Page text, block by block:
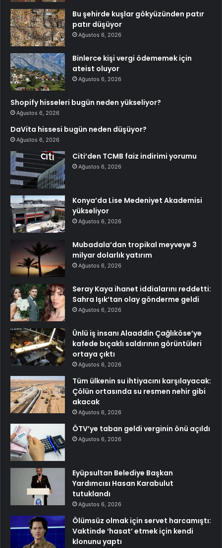
Bu şehirde kuşlar gökyüzünden patır
patır düşüyor
Ağustos 6, 2026
Binlerce kişi vergi ödememek için
ateist oluyor
Ağustos 6, 2026
Shopify hisseleri bugün neden yükseliyor?
Ağustos 6, 2026
DaVita hissesi bugün neden düşüyor?
Ağustos 6, 2026
Citi’den TCMB faiz indirimi yorumu
Ağustos 6, 2026
Konya’da Lise Medeniyet Akademisi
yükseliyor
Ağustos 6, 2026
Mubadala’dan tropikal meyveye 3
milyar dolarlık yatırım
Ağustos 6, 2026
Seray Kaya ihanet iddialarını reddetti:
Sahra Işık’tan olay gönderme geldi
Ağustos 6, 2026
Ünlü iş insanı Alaaddin Çağlıköse’ye
kafede bıçaklı saldırının görüntüleri
ortaya çıktı
Ağustos 6, 2026
Tüm ülkenin su ihtiyacını karşılayacak:
Çölün ortasında su resmen nehir gibi
akacak
Ağustos 6, 2026
ÖTV’ye taban geldi verginin önü açıldı
Ağustos 6, 2026
Eyüpsultan Belediye Başkan
Yardımcısı Hasan Karabulut
tutuklandı
Ağustos 6, 2026
Ölümsüz olmak için servet harcamıştı:
Vaktinde ‘hasat’ etmek için kendi
klonunu yaptı